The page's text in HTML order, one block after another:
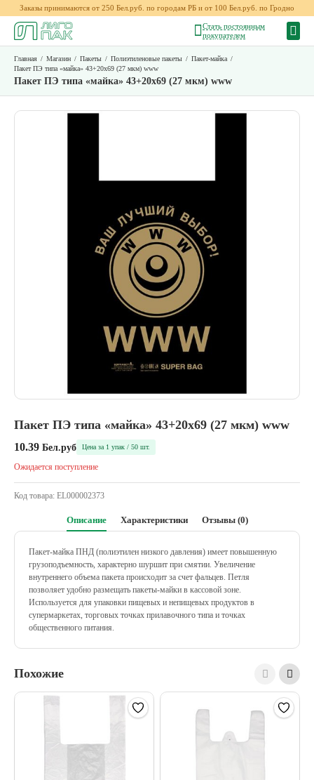
Заказы принимаются от 250 Бел.руб. по городам РБ и от 100 Бел.руб. по Гродно
Стать постоянным
покупателем
Главная / Магазин / Пакеты / Полиэтиленовые пакеты / Пакет-майка /
Пакет ПЭ типа «майка» 43+20х69 (27 мкм) www
Пакет ПЭ типа «майка» 43+20х69 (27 мкм) www
Пакет ПЭ типа «майка» 43+20х69 (27 мкм) www
10.39 Бел.руб Цена за 1 упак / 50 шт.
Ожидается поступление
Код товара: EL000002373
Описание Характеристики Отзывы (0)
Пакет-майка ПНД (полиэтилен низкого давления) имеет повышенную
грузоподъемность, характерно шуршит при смятии. Увеличение
внутреннего объема пакета происходит за счет фальцев. Петля
позволяет удобно размещать пакеты-майки в кассовой зоне.
Используется для упаковки пищевых и непищевых продуктов в
супермаркетах, торговых точках прилавочного типа и точках
общественного питания.
Похожие